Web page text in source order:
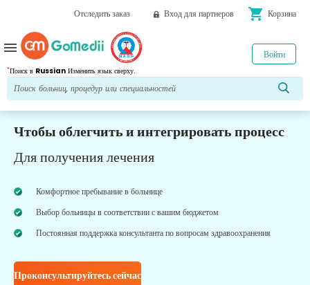
Отследить заказ Вход для партнеров shopping_cart Корзина
*Поиск в Russian Изменить язык сверху.
Войти
menu
Чтобы облегчить и интегрировать процесс
Для получения лечения
Комфортное пребывание в больнице
Выбор больницы в соответствии с вашим бюджетом
Постоянная поддержка консультанта по вопросам здравоохранения
Проконсультируйтесь сейчас